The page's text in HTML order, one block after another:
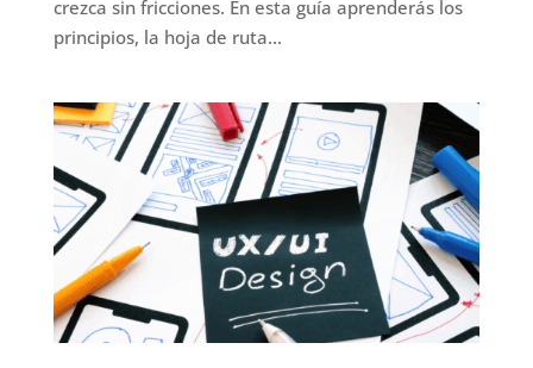
crezca sin fricciones. En esta guía aprenderás los
principios, la hoja de ruta...